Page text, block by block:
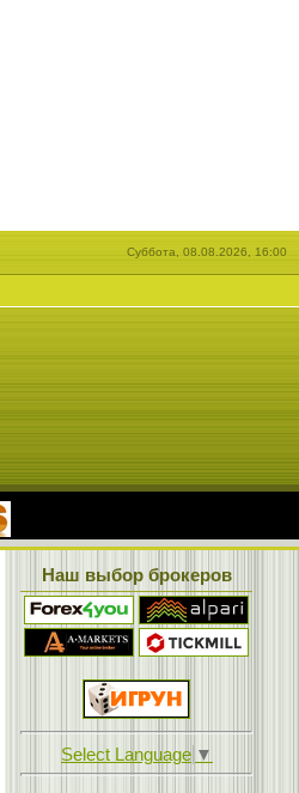
Суббота, 08.08.2026, 16:00
Наш выбор брокеров
Select Language ▼